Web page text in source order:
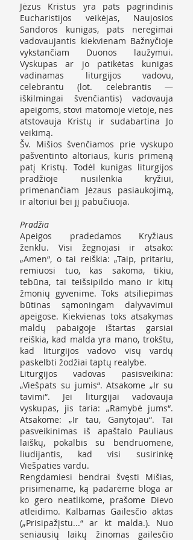
Jėzus Kristus yra pats pagrindinis
Eucharistijos veikėjas, Naujosios
Sandoros kunigas, pats neregimai
vadovaujantis kiekvienam Bažnyčioje
vykstančiam Duonos laužymui.
Vyskupas ar jo patikėtas kunigas
vadinamas liturgijos vadovu,
celebrantu (lot. celebrantis —
iškilmingai švenčiantis) vadovauja
apeigoms, stovi matomoje vietoje, nes
atstovauja Kristų ir sudabartina Jo
veikimą.
Šv. Mišios švenčiamos prie vyskupo
pašventinto altoriaus, kuris primeną
patį Kristų. Todėl kunigas liturgijos
pradžioje nusilenkia kryžiui,
primenančiam Jėzaus pasiaukojimą,
ir altoriui bei jį pabučiuoja.
Pradžia
Apeigos pradedamos Kryžiaus
ženklu. Visi žegnojasi ir atsako:
„Amen“, o tai reiškia: „Taip, pritariu,
remiuosi tuo, kas sakoma, tikiu,
tebūna, tai teišsipildo mano ir kitų
žmonių gyvenime. Toks atsiliepimas
būtinas sąmoningam dalyvavimui
apeigose. Kiekvienas toks atsakymas
maldų pabaigoje ištartas garsiai
reiškia, kad malda yra mano, trokštu,
kad liturgijos vadovo visų vardų
paskelbti žodžiai taptų realybe.
Liturgijos vadovas pasisveikina:
„Viešpats su jumis“. Atsakome „Ir su
tavimi“. Jei liturgijai vadovauja
vyskupas, jis taria: „Ramybė jums“.
Atsakome: „Ir tau, Ganytojau“. Tai
pasveikinimas iš apaštalo Pauliaus
laiškų, pokalbis su bendruomene,
liudijantis, kad visi susirinkę
Viešpaties vardu.
Rengdamiesi bendrai švęsti Mišias,
prisimename, ką padarėme bloga ar
ko gero neatlikome, prašome Dievo
atleidimo. Kalbamas Gailesčio aktas
(„Prisipažįstu...“ ar kt malda.). Nuo
seniausių laikų žinomas gailesčio